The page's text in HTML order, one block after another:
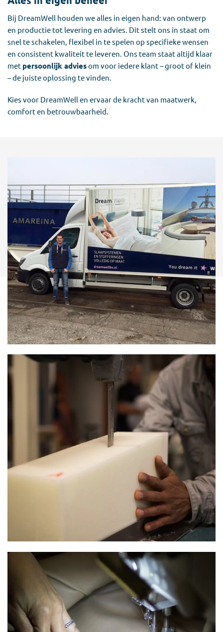
Bij DreamWell houden we alles in eigen hand: van ontwerp
en productie tot levering en advies. Dit stelt ons in staat om
snel te schakelen, flexibel in te spelen op specifieke wensen
en consistent kwaliteit te leveren. Ons team staat altijd klaar
met persoonlijk adviesom voor iedere klant – groot of klein
– de juiste oplossing te vinden.
Kies voor DreamWell en ervaar de kracht van maatwerk,
comfort en betrouwbaarheid.